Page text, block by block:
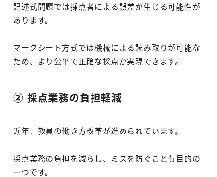
記述式問題では採点者による誤差が生じる可能性が
あります。
マークシート方式では機械による読み取りが可能な
ため、より公平で正確な採点が実現できます。
② 採点業務の負担軽減
近年、教員の働き方改革が進められています。
採点業務の負担を減らし、ミスを防ぐことも目的の
一つです。